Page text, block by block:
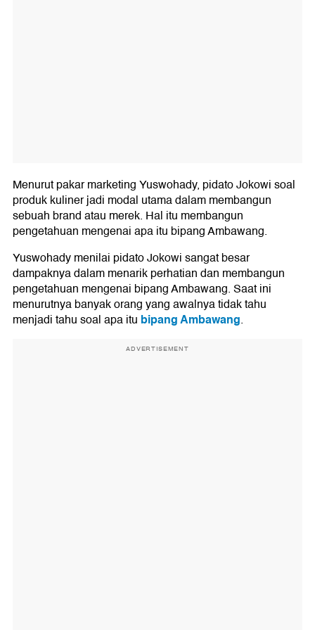
Menurut pakar marketing Yuswohady, pidato Jokowi soal
produk kuliner jadi modal utama dalam membangun
sebuah brand atau merek. Hal itu membangun
pengetahuan mengenai apa itu bipang Ambawang.
Yuswohady menilai pidato Jokowi sangat besar
dampaknya dalam menarik perhatian dan membangun
pengetahuan mengenai bipang Ambawang. Saat ini
menurutnya banyak orang yang awalnya tidak tahu
menjadi tahu soal apa itu bipang Ambawang.
ADVERTISEMENT